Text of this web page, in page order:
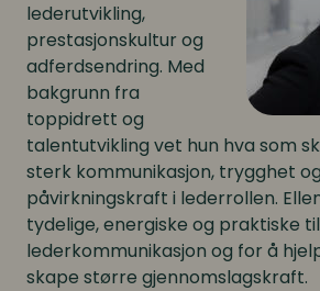
lederutvikling,
prestasjonskultur og
adferdsendring. Med
bakgrunn fra
toppidrett og
talentutvikling vet hun hva som
sterk kommunikasjon, trygghet og
påvirkningskraft i lederrollen.
tydelige, energiske og praktiske
lederkommunikasjon og for å
skape større gjennomslagskraft.